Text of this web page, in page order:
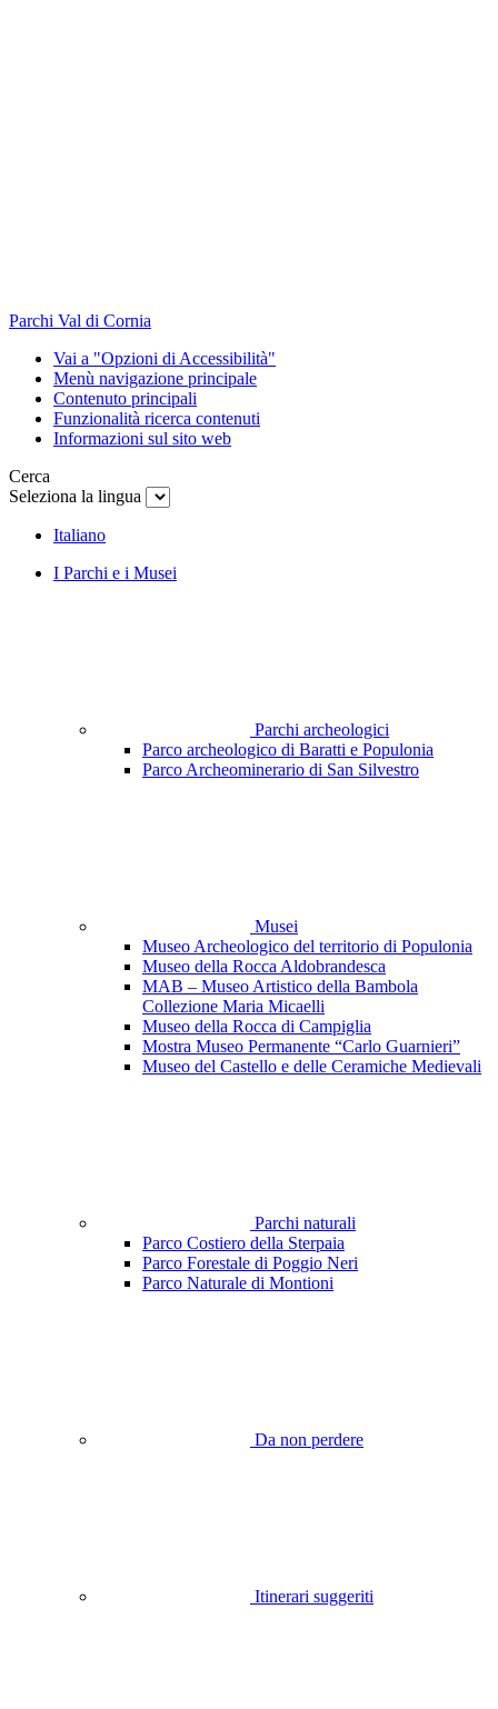
Parchi Val di Cornia
Vai a "Opzioni di Accessibilità"
Menù navigazione principale
Contenuto principali
Funzionalità ricerca contenuti
Informazioni sul sito web
Cerca
Seleziona la lingua
Italiano
I Parchi e i Musei
Parchi archeologici
Parco archeologico di Baratti e Populonia
Parco Archeominerario di San Silvestro
Musei
Museo Archeologico del territorio di Populonia
Museo della Rocca Aldobrandesca
MAB – Museo Artistico della Bambola
Collezione Maria Micaelli
Museo della Rocca di Campiglia
Mostra Museo Permanente “Carlo Guarnieri”
Museo del Castello e delle Ceramiche Medievali
Parchi naturali
Parco Costiero della Sterpaia
Parco Forestale di Poggio Neri
Parco Naturale di Montioni
Da non perdere
Itinerari suggeriti